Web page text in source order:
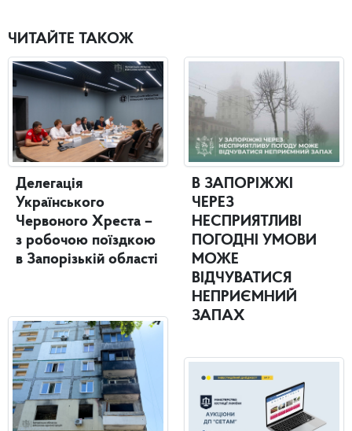
ЧИТАЙТЕ ТАКОЖ
Делегація
Українського
Червоного Хреста –
з робочою поїздкою
в Запорізькій області
В ЗАПОРІЖЖІ
ЧЕРЕЗ
НЕСПРИЯТЛИВІ
ПОГОДНІ УМОВИ
МОЖЕ
ВІДЧУВАТИСЯ
НЕПРИЄМНИЙ
ЗАПАХ